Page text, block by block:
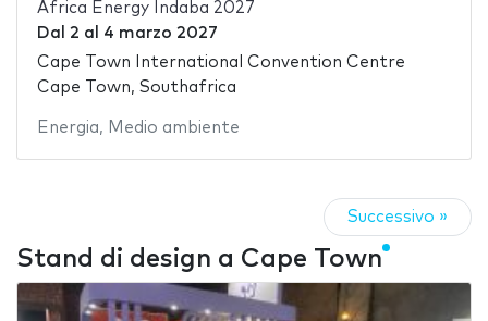
Africa Energy Indaba 2027
Dal 2 al 4 marzo 2027
Cape Town International Convention Centre
Cape Town, Southafrica
Energia, Medio ambiente
Successivo »
Stand di design a Cape Town